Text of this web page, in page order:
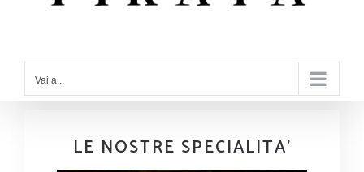
Vai a...
LE NOSTRE SPECIALITA’